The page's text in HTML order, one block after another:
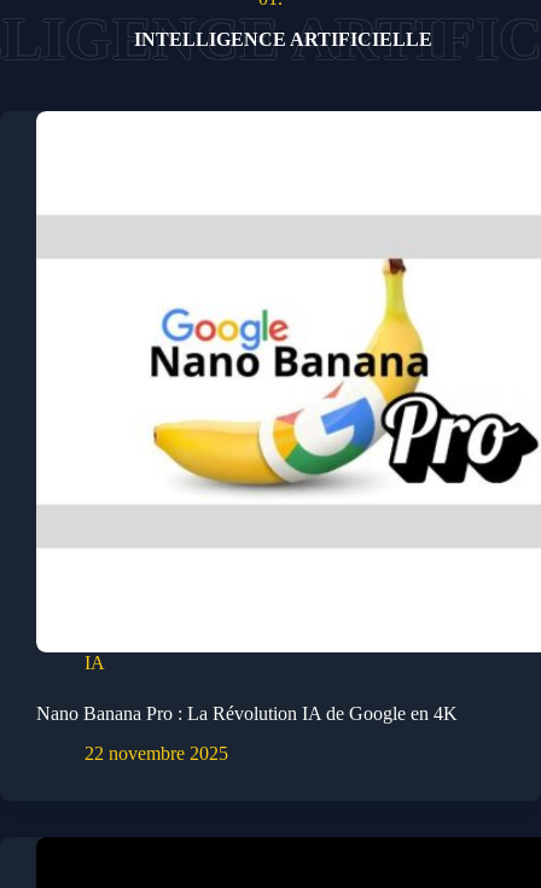
INTELLIGENCE ARTIFICIELLE
IA
Nano Banana Pro : La Révolution IA de Google en 4K
22 novembre 2025